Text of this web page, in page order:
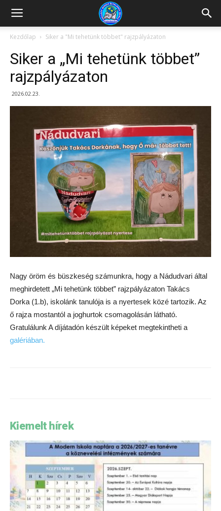
Kazincbarcikai
Pollack
Mihály
Kezdőlap Siker a "Mi tehetünk többet" rajzpályázaton
Siker a „Mi tehetünk többet”
rajzpályázaton
2026.02.23.
Nagy öröm és büszkeség számunkra, hogy a Nádudvari által
meghirdetett „Mi tehetünk többet” rajzpályázaton Takács
Dorka (1.b), iskolánk tanulója is a nyertesek közé tartozik. Az
ő rajza mostantól a joghurtok csomagolásán látható.
Gratulálunk A díjátadón készült képeket megtekintheti a
galériában.
Kiemelt hírek